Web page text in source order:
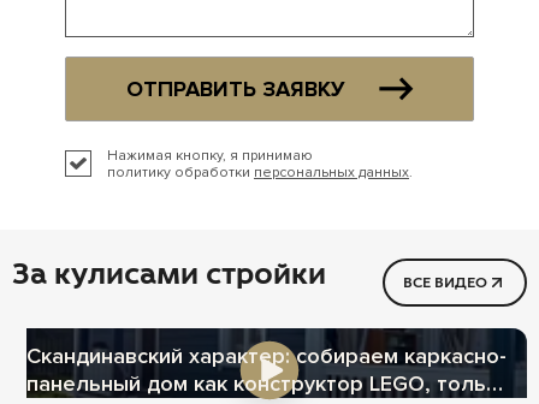
ОТПРАВИТЬ ЗАЯВКУ
Нажимая кнопку, я принимаю
политику обработки персональных данных.
За кулисами стройки ВСЕ ВИДЕО
Скандинавский характер: собираем каркасно-
панельный дом как конструктор LEGO, только